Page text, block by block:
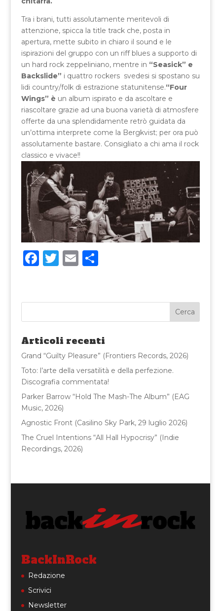
Tra i brani, tutti assolutamente meritevoli di
attenzione, spicca la title track che, posta in
apertura, mette subito in chiaro il sound e le
ispirazioni del gruppo con un riff blues a supporto di
un hard rock zeppeliniano, mentre in “Seasick” e
Backslide” i quattro rockers svedesi si spostano su
lidi country/folk di estrazione statunitense.“Four
Wings” è un album ispirato e da ascoltare e
riascoltare grazie ad una buona varietà di atmosfere
offerte da una splendidamente retrò guidata da
un’ottima interprete come la Bergkvist; per ora può
assolutamente bastare. Consigliato a chi ama il rock
classico e vivace!!
F
e
b
o
o
k
T
te
r
E
l
C
di
vi
di
Articoli recenti
Grand “Guilty Pleasure” (Frontiers Records, 2026)
Toto: l’arte della versatilità e della perfezione.
Discografia commentata!
Parker Barrow “Hold The Mash-The Album” (EAG
Music, 2026)
Agnostic Front (Casilino Sky Park, 29 luglio 2026)
The Cruel Intentions “All Hall Hypocrisy” (Indie
Recordings, 2026)
BackInRock
Redazione
Scrivici
Newsletter